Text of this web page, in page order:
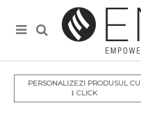
PERSONALIZEZI PRODUSUL CU
1CLICK